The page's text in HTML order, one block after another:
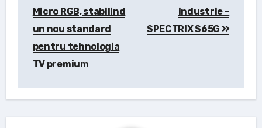
Micro RGB, stabilind
un nou standard
pentru tehnologia
TV premium
industrie –
SPECTRIX S65G